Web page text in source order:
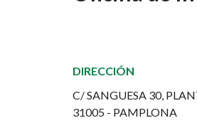
Juvenil
de
DIRECCIÓN
C/ SANGUESA 30,
31005 - PAMPLONA